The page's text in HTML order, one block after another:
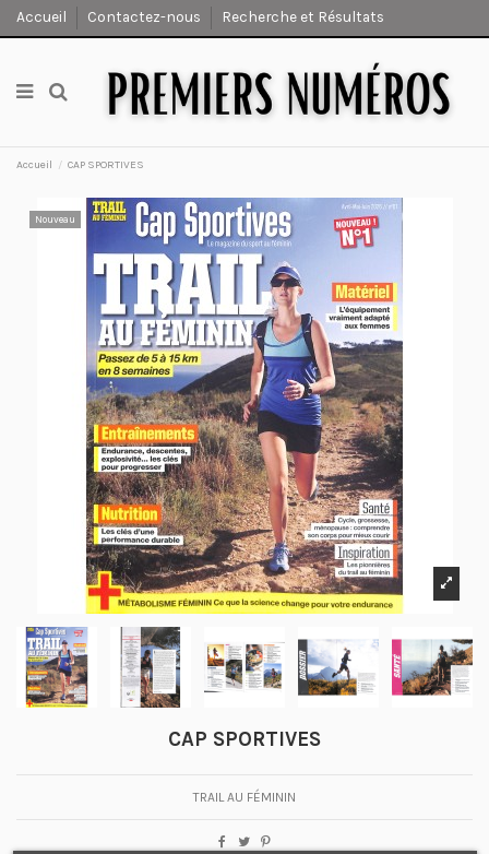
Accueil Contactez-nous Recherche et Résultats
Accueil CAP SPORTIVES
Nouveau
CAP SPORTIVES
TRAIL AU FÉMININ